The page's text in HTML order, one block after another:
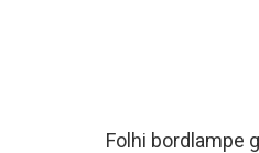
Folhi bordlampe